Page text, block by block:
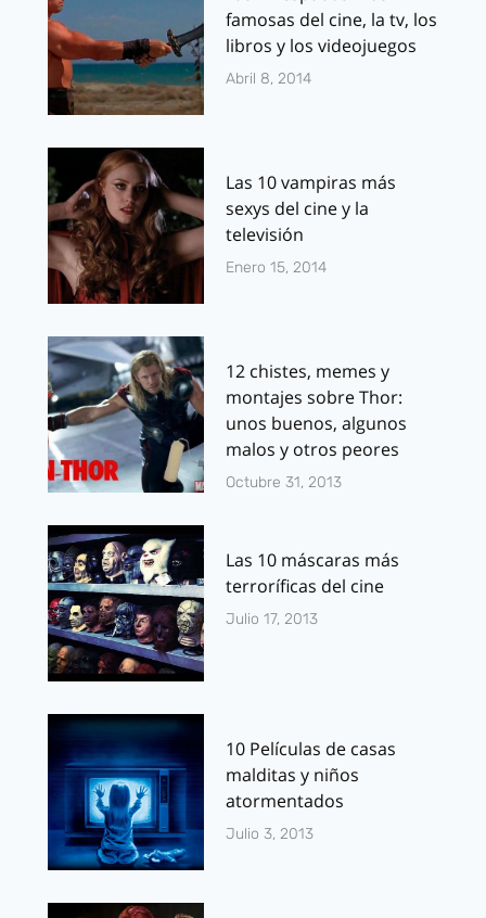
famosas del cine, la tv, los
libros y los videojuegos
Abril 8, 2014
Las 10 vampiras más
sexys del cine y la
televisión
Enero 15, 2014
12 chistes, memes y
montajes sobre Thor:
unos buenos, algunos
malos y otros peores
Octubre 31, 2013
Las 10 máscaras más
terroríficas del cine
Julio 17, 2013
10 Películas de casas
malditas y niños
atormentados
Julio 3, 2013